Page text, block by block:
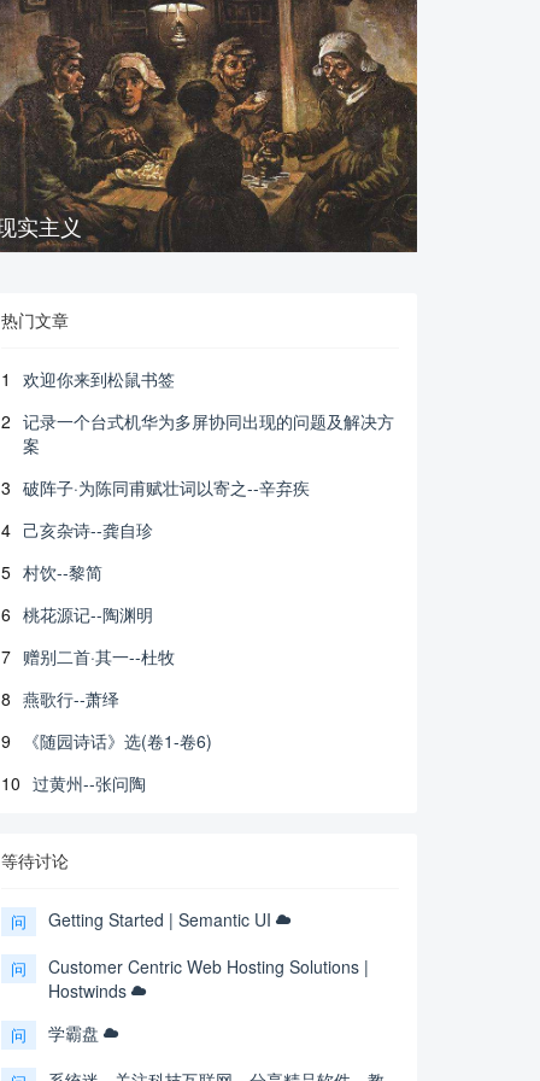
实主义
热门文章
1
欢迎你来到松鼠书签
2 记录一个台式机华为多屏协同出现的问题及解决方
案
3 破阵子·为陈同甫赋壮词以寄之--辛弃疾
4 己亥杂诗--龚自珍
5 村饮--黎简
6 桃花源记--陶渊明
7 赠别二首·其一--杜牧
8 燕歌行--萧绎
9
《随园诗话》选(卷1-卷6)
10 过黄州--张问陶
等待讨论
问 Getting Started | Semantic UI
问
Customer Centric Web Hosting Solutions |
Hostwinds
问 学霸盘